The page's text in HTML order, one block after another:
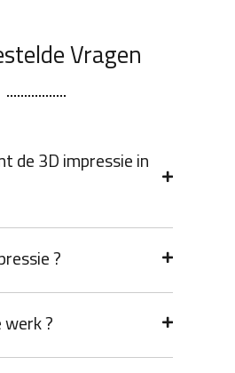
Vragen
de 3D impressie in
?
?